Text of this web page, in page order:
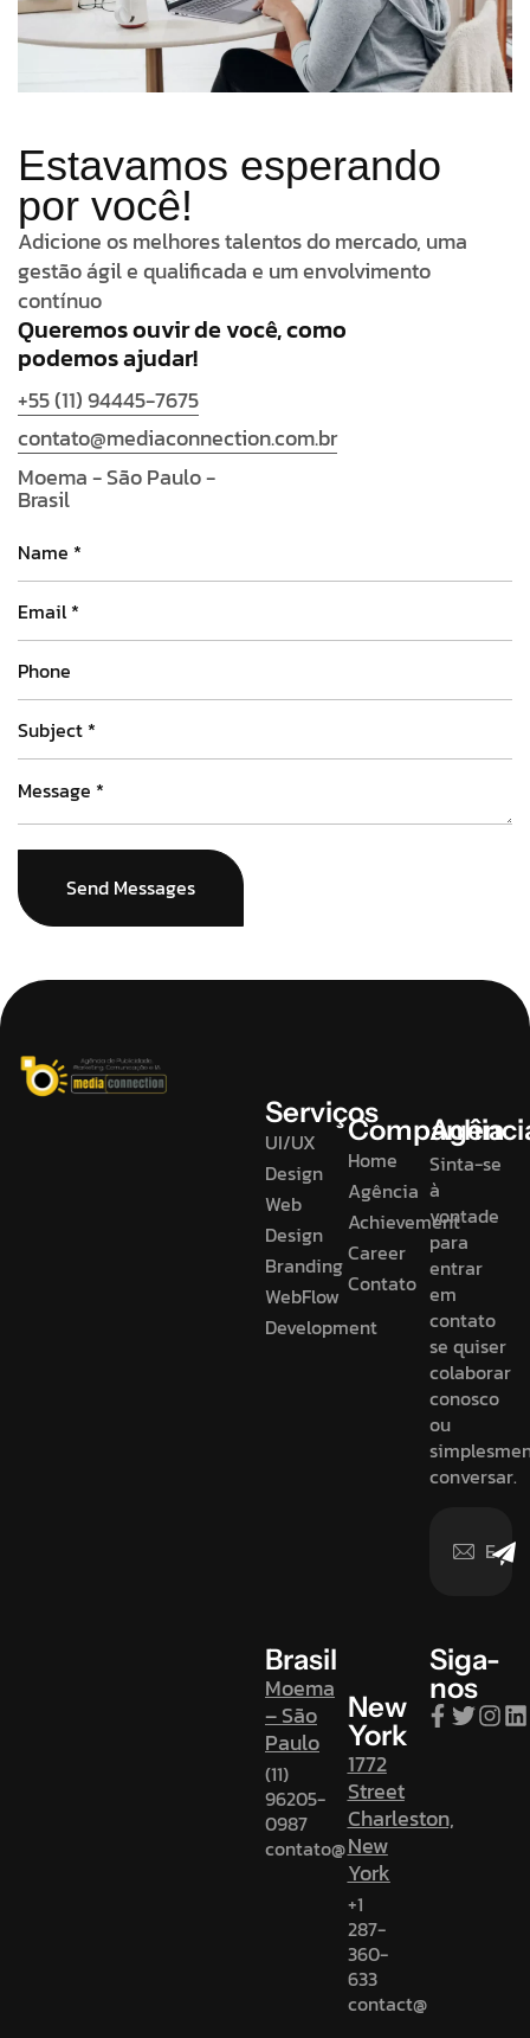
Estavamos esperando
por você!
Adicione os melhores talentos do mercado, uma
gestão ágil e qualificada e um envolvimento
contínuo
Queremos ouvir de você, como
podemos ajudar!
+55 (11) 94445-7675
contato@mediaconnection.com.br
Moema - São Paulo -
Brasil
Send Messages
Serviços
UI/UX
Design
Web
Design
Branding
WebFlow
Development
Companhia
Home
Agência
Achievement
Career
Contato
Sinta-se
à
vontade
para
entrar
em
contato
se quiser
colaborar
conosco
ou
conversar.
Brasil
Moema
– São
Paulo
(11)
96205-
0987
contato@
New
York
1772
Street
Charleston,
New
York
+1
287-
360-
633
contact@
Siga-
nos